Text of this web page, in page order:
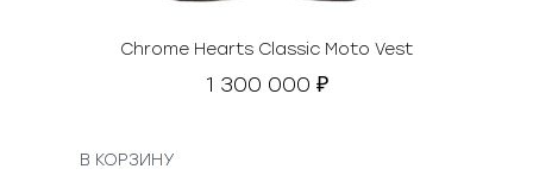
Chrome Hearts Classic Moto Vest
1 300 000 ₽
В КОРЗИНУ